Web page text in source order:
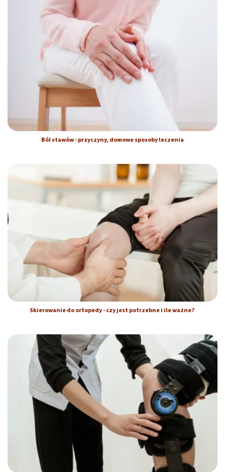
Ból stawów - przyczyny, domowe sposoby leczenia
Skierowanie do ortopedy - czy jest potrzebne i ile ważne?